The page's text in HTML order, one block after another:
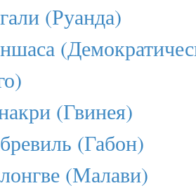
(Руанда)
(Гвинея)
(Габон)
(Малави)